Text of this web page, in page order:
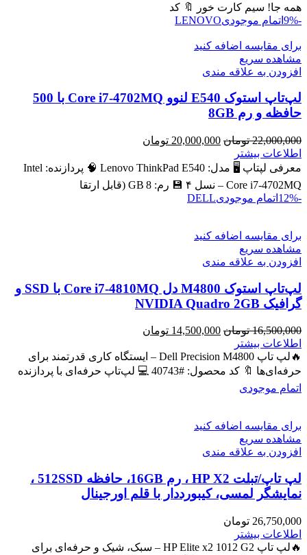
همه جا! سیم کارت خور 🔖 کد
-9%
اتمام موجودیLENOVO
برای مقایسه اضافه کنید
مشاهده سریع
افزودن به علاقه مندی
لپ‌تاپ استوک E540 لنوو Core i7-4702MQ با 500
حافظه و رم 8GB
22,000,000 تومان قیمت
22,000,000 تومان
20,000,000 تومان
20,000,000 تومان
است.
اطلاعات بیشتر
معرفی لپتاپ 🖥️ مدل: Lenovo ThinkPad E540 🧠 پردازنده: Intel
Core i7‑4702MQ – نسل ۴ 💾 رم: 8 GB (قابل ارتقا
-12%
اتمام موجودیDELL
برای مقایسه اضافه کنید
مشاهده سریع
افزودن به علاقه مندی
لپ‌تاپ استوک M4800 دل Core i7-4810MQ با SSD و
گرافیک NVIDIA Quadro 2GB
16,500,000 تومان قیمت
16,500,000 تومان
بود.
14,500,000 تومان
14,500,000 تومان
است.
اطلاعات بیشتر
🔥لپ تاپ Dell Precision M4800 – ایستگاه کاری قدرتمند برای
حرفه‌ای‌ها 🔖 کد محصول: #40743 💻 لپ‌تاپ حرفه‌ای با پردازنده
اتمام موجودی
برای مقایسه اضافه کنید
مشاهده سریع
افزودن به علاقه مندی
لپ تاپ/تبلت HP X2 ، رم 16GB، حافظه 512SSD ،
نمایشگر لمسی، کیبورددار با قلم اورجینال
26,750,000 تومان
اطلاعات بیشتر
🔥لپ تاپ HP Elite x2 1012 G2 – سبک، شیک و حرفه‌ای برای